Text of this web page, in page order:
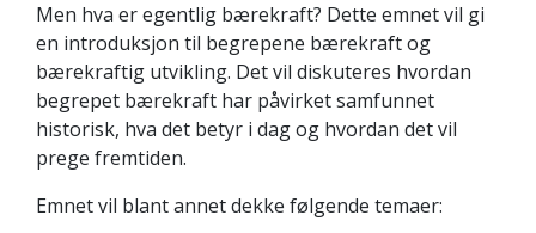
Men hva er egentlig bærekraft? Dette emnet vil gi
en introduksjon til begrepene bærekraft og
bærekraftig utvikling. Det vil diskuteres hvordan
begrepet bærekraft har påvirket samfunnet
historisk, hva det betyr i dag og hvordan det vil
prege fremtiden.
Emnet vil blant annet dekke følgende temaer: